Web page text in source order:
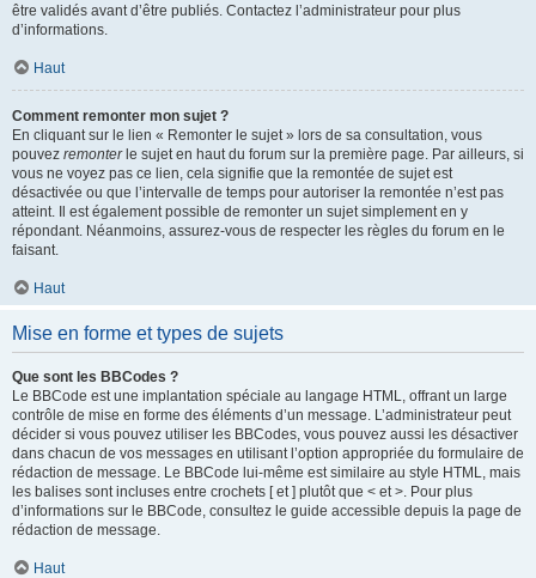
être validés avant d’être publiés. Contactez l’administrateur pour plus
d’informations.
Haut
Comment remonter mon sujet ?
En cliquant sur le lien « Remonter le sujet » lors de sa consultation, vous
pouvez remonterle sujet en haut du forum sur la première page. Par ailleurs, si
vous ne voyez pas ce lien, cela signifie que la remontée de sujet est
désactivée ou que l’intervalle de temps pour autoriser la remontée n’est pas
atteint. Il est également possible de remonter un sujet simplement en y
répondant. Néanmoins, assurez-vous de respecter les règles du forum en le
faisant.
Haut
Mise en forme et types de sujets
Que sont les BBCodes ?
Le BBCode est une implantation spéciale au langage HTML, offrant un large
contrôle de mise en forme des éléments d’un message. L’administrateur peut
décider si vous pouvez utiliser les BBCodes, vous pouvez aussi les désactiver
dans chacun de vos messages en utilisant l’option appropriée du formulaire de
rédaction de message. Le BBCode lui-même est similaire au style HTML, mais
les balises sont incluses entre crochets [ et ] plutôt que < et >. Pour plus
d’informations sur le BBCode, consultez le guide accessible depuis la page de
rédaction de message.
Haut